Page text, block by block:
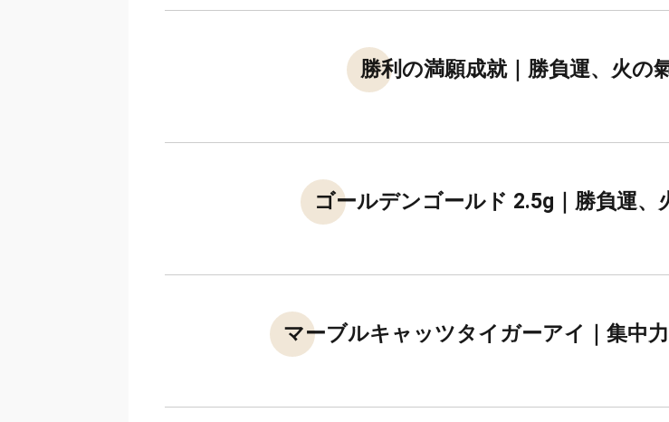
勝利の満願成就｜勝負運、火の
ゴールデンゴールド 2.5g｜勝負運
マーブルキャッツタイガーアイ｜集中